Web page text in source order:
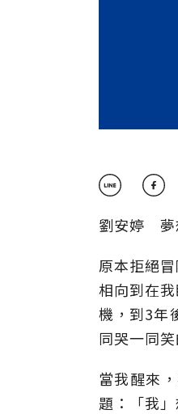
劉安婷 夢
原本拒絕
相向到在
機，到3年
同哭一同
當我醒來
題：「我